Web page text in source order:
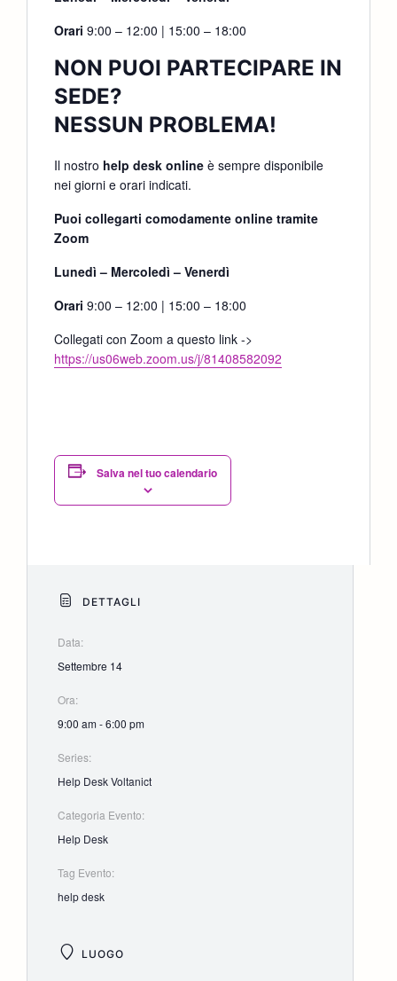
Orari 9:00 – 12:00 | 15:00 – 18:00
NON PUOI PARTECIPARE IN
SEDE?
NESSUN PROBLEMA!
Il nostro help desk online è sempre disponibile
nei giorni e orari indicati.
Puoi collegarti comodamente online tramite
Zoom
Lunedì – Mercoledì – Venerdì
Orari 9:00 – 12:00 | 15:00 – 18:00
Collegati con Zoom a questo link ->
https://us06web.zoom.us/j/81408582092
Salva nel tuo calendario
DETTAGLI
Data:
Settembre 14
Ora:
9:00 am - 6:00 pm
Series:
Help Desk Voltanict
Categoria Evento:
Help Desk
Tag Evento:
help desk
LUOGO